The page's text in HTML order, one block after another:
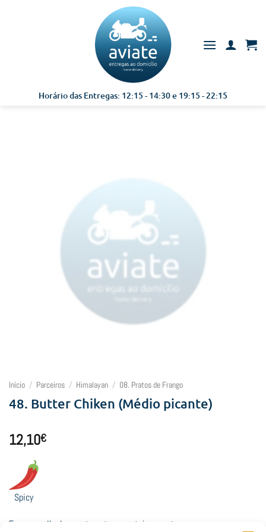
Horário das Entregas: 12:15 - 14:30 e 19:15 - 22:15
Início / Parceiros / Himalayan / 08. Pratos de Frango
48. Butter Chiken (Médio picante)
12,10€
Spicy
Frango grelhado com tomates, manteiga e natas